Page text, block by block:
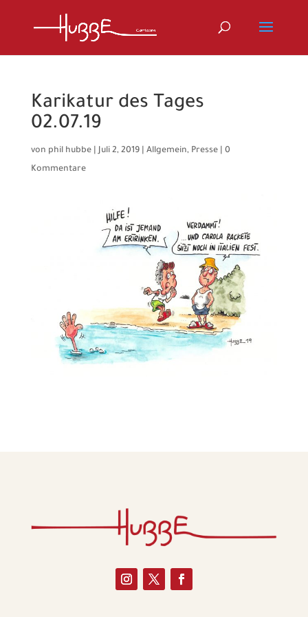
Karikatur des Tages
02.07.19
von phil hubbe|Juli 2, 2019| Allgemein, Presse| 0
Kommentare